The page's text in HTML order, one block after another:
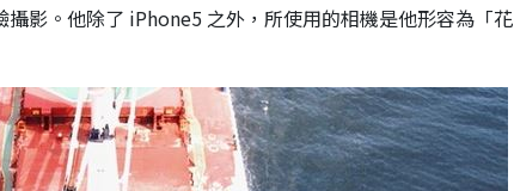
影。他除了 iPhone5 之外，所使用的相機是他形容為「花